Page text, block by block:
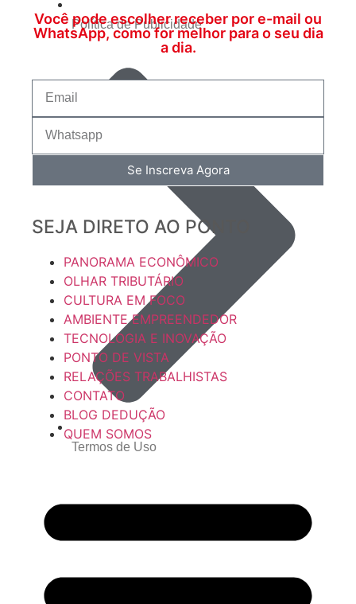
Política de Publicidade
Termos de Uso
Você pode escolher receber por e-mail ou
WhatsApp, como for melhor para o seu dia
a dia.
Se Inscreva Agora
SEJA DIRETO AO PONTO
PANORAMA ECONÔMICO
OLHAR TRIBUTÁRIO
CULTURA EM FOCO
AMBIENTE EMPREENDEDOR
TECNOLOGIA E INOVAÇÃO
PONTO DE VISTA
RELAÇÕES TRABALHISTAS
CONTATO
BLOG DEDUÇÃO
QUEM SOMOS